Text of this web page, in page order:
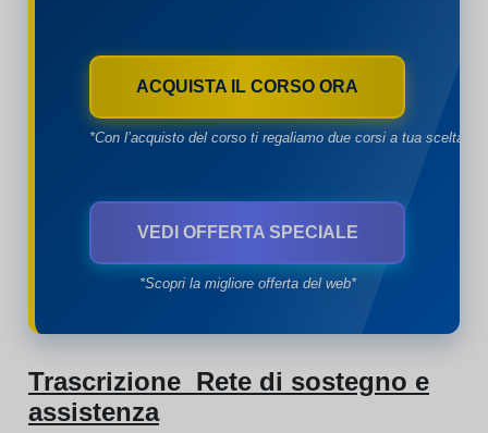
ACQUISTA IL CORSO ORA
*Con l’acquisto del corso ti regaliamo due corsi a tua scelta*
VEDI OFFERTA SPECIALE
*Scopri la migliore offerta del web*
Trascrizione Rete di sostegno e
assistenza